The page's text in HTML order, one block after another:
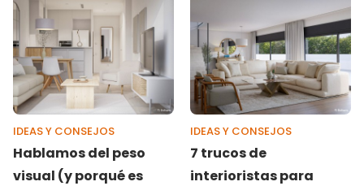
salón de 25 m²
IDEAS Y CONSEJOS
Hablamos del peso
visual (y porqué es
IDEAS Y CONSEJOS
7 trucos de
interioristas para